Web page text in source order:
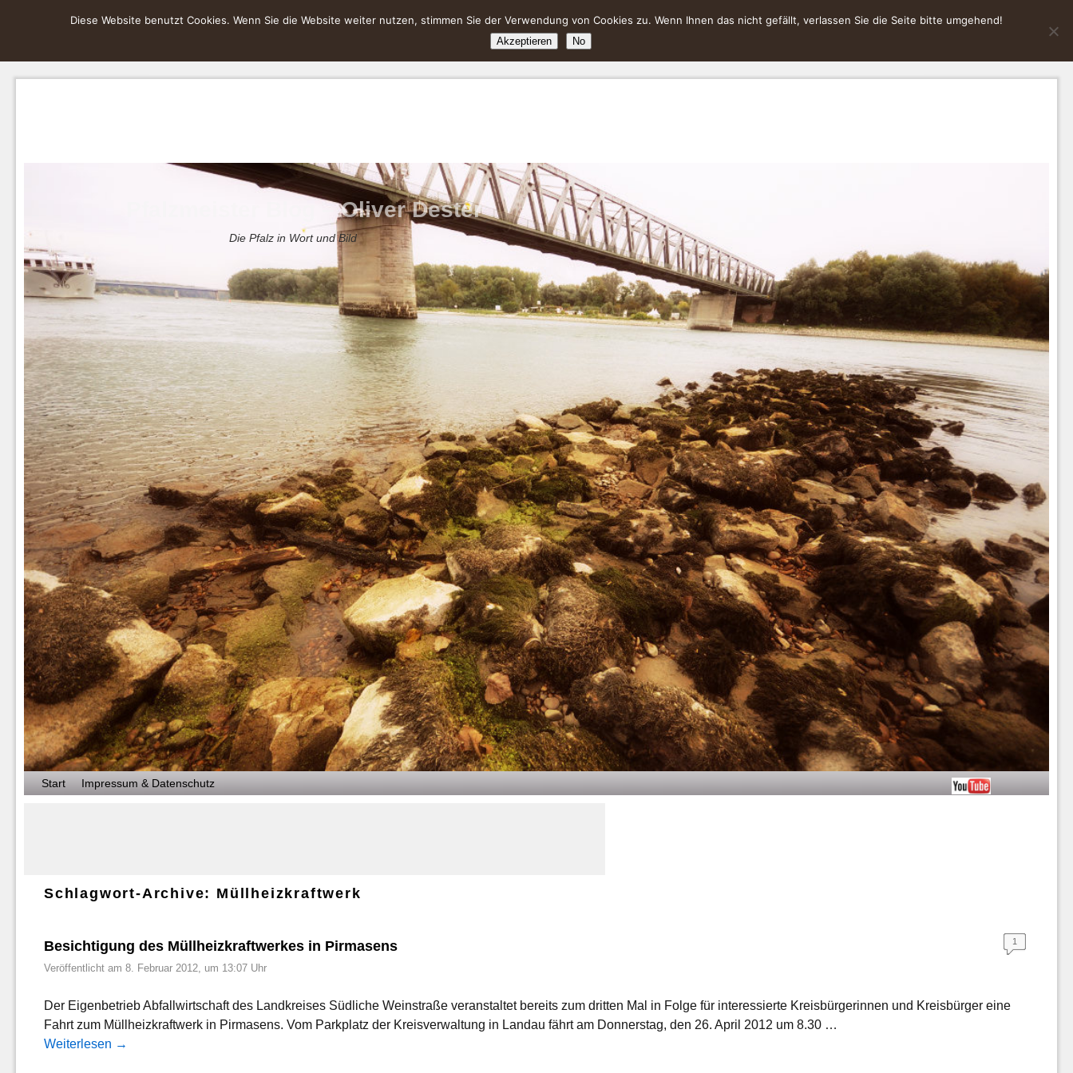
Pfalzmeister Blog – Oliver Dester
Die Pfalz in Wort und Bild
Zum Inhalt wechseln
Zum sekundären Inhalt wechseln
Start Impressum & Datenschutz
Schlagwort-Archive: Müllheizkraftwerk
Besichtigung des Müllheizkraftwerkes in Pirmasens
Veröffentlicht am 8. Februar 2012, um 13:07 Uhr
1
Der Eigenbetrieb Abfallwirtschaft des Landkreises Südliche Weinstraße veranstaltet bereits zum dritten Mal in Folge für interessierte Kreisbürgerinnen und Kreisbürger eine
Fahrt zum Müllheizkraftwerk in Pirmasens. Vom Parkplatz der Kreisverwaltung in Landau fährt am Donnerstag, den 26. April 2012 um 8.30 …
Weiterlesen →
Diese Website benutzt Cookies. Wenn Sie die Website weiter nutzen, stimmen Sie der Verwendung von Cookies zu. Wenn Ihnen das nicht gefällt, verlassen Sie die Seite bitte umgehend!
Akzeptieren No